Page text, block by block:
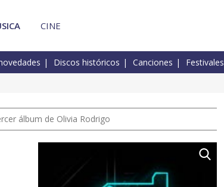
CINE
Discos históricos Canciones Festivales
álbum de Olivia Rodrigo